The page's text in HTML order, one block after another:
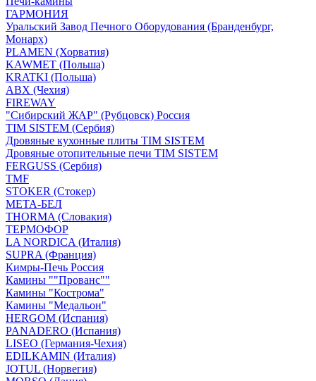
ГАРМОНИЯ
Уральский Завод Печного Оборудования (Бранденбург,
Монарх)
PLAMEN (Хорватия)
KAWMET (Польша)
KRATKI (Польша)
ABX (Чехия)
FIREWAY
"Сибирский ЖАР" (Рубцовск) Россия
TIM SISTEM (Сербия)
Дровяные кухонные плиты TIM SISTEM
Дровяные отопительные печи TIM SISTEM
FERGUSS (Сербия)
TMF
STOKER (Стокер)
МЕТА-БЕЛ
THORMA (Словакия)
ТЕРМОФОР
LA NORDICA (Италия)
SUPRA (Франция)
Кимры-Печь Россия
Камины ""Прованс""
Камины "Кострома"
Камины "Медальон"
HERGOM (Испания)
PANADERO (Испания)
LISEO (Германия-Чехия)
EDILKAMIN (Италия)
JOTUL (Норвегия)